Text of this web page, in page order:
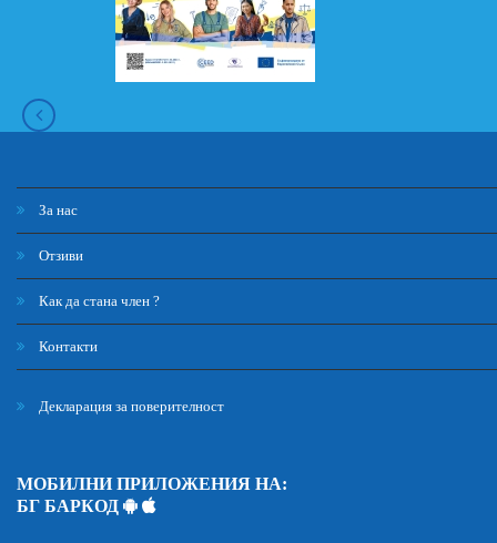
За нас
Отзиви
Как да стана член ?
Контакти
Декларация за поверителност
МОБИЛНИ ПРИЛОЖЕНИЯ НА:
БГ БАРКОД